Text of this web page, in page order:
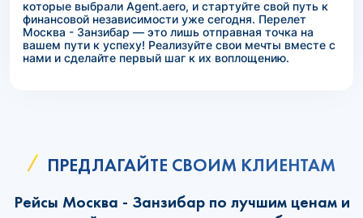
которые выбрали Agent.aero, и стартуйте свой путь к
финансовой независимости уже сегодня. Перелет
Москва - Занзибар — это лишь отправная точка на
вашем пути к успеху! Реализуйте свои мечты вместе с
нами и сделайте первый шаг к их воплощению.
ПРЕДЛАГАЙТЕ СВОИМ КЛИЕНТАМ
Рейсы Москва - Занзибар по лучшим ценам и